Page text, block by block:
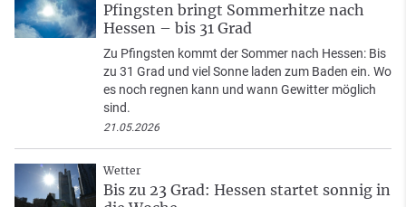
Pfingsten bringt Sommerhitze nach
Hessen – bis 31 Grad
Zu Pfingsten kommt der Sommer nach Hessen: Bis
zu 31 Grad und viel Sonne laden zum Baden ein. Wo
es noch regnen kann und wann Gewitter möglich
sind.
21.05.2026
Wetter
Bis zu 23 Grad: Hessen startet sonnig in